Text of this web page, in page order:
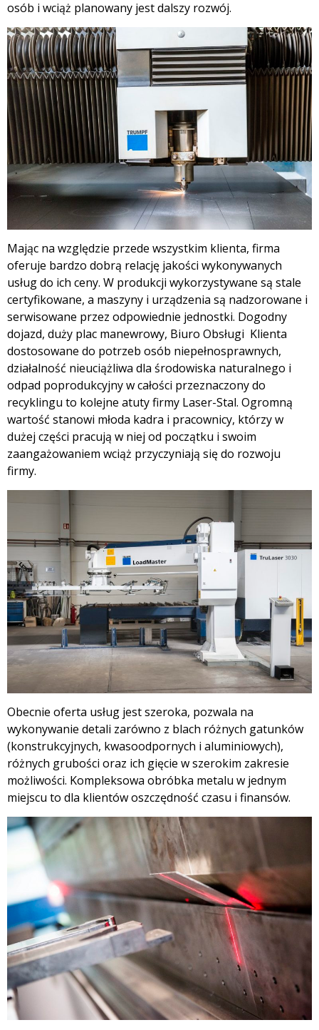
osób i wciąż planowany jest dalszy rozwój.
Mając na względzie przede wszystkim klienta, firma
oferuje bardzo dobrą relację jakości wykonywanych
usług do ich ceny. W produkcji wykorzystywane są stale
certyfikowane, a maszyny i urządzenia są nadzorowane i
serwisowane przez odpowiednie jednostki. Dogodny
dojazd, duży plac manewrowy, Biuro Obsługi Klienta
dostosowane do potrzeb osób niepełnosprawnych,
działalność nieuciążliwa dla środowiska naturalnego i
odpad poprodukcyjny w całości przeznaczony do
recyklingu to kolejne atuty firmy Laser-Stal. Ogromną
wartość stanowi młoda kadra i pracownicy, którzy w
dużej części pracują w niej od początku i swoim
zaangażowaniem wciąż przyczyniają się do rozwoju
firmy.
Obecnie oferta usług jest szeroka, pozwala na
wykonywanie detali zarówno z blach różnych gatunków
(konstrukcyjnych, kwasoodpornych i aluminiowych),
różnych grubości oraz ich gięcie w szerokim zakresie
możliwości. Kompleksowa obróbka metalu w jednym
miejscu to dla klientów oszczędność czasu i finansów.